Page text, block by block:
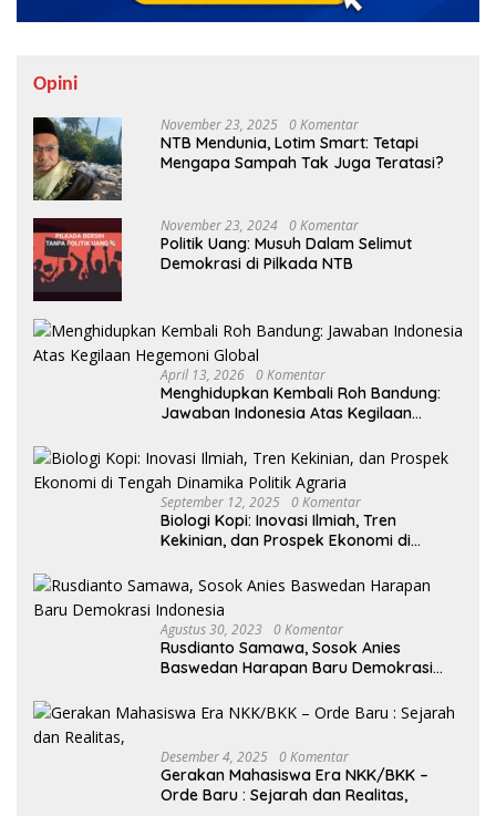
Opini
November 23, 2025 0 Komentar
NTB Mendunia, Lotim Smart: Tetapi
Mengapa Sampah Tak Juga Teratasi?
November 23, 2024 0 Komentar
Politik Uang: Musuh Dalam Selimut
Demokrasi di Pilkada NTB
April 13, 2026 0 Komentar
Menghidupkan Kembali Roh Bandung:
Jawaban Indonesia Atas Kegilaan
September 12, 2025 0 Komentar
Biologi Kopi: Inovasi Ilmiah, Tren
Kekinian, dan Prospek Ekonomi di
Agustus 30, 2023 0 Komentar
Rusdianto Samawa, Sosok Anies
Baswedan Harapan Baru Demokrasi
Desember 4, 2025 0 Komentar
Gerakan Mahasiswa Era NKK/BKK –
Orde Baru : Sejarah dan Realitas,